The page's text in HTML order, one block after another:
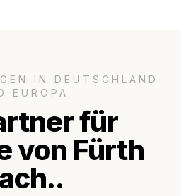
IN DEUTSCHLAND
EUROPA
für
von Fürth